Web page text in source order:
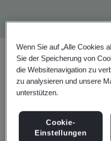
Teilen:
Microsoft Global
Microsoft Sp. z.o.o
Wenn Sie auf „Alle Cookies
Sie der Speicherung von
die Websitenavigation zu
zu analysieren und unsere
unterstützen.
Cookie-
Einstellungen